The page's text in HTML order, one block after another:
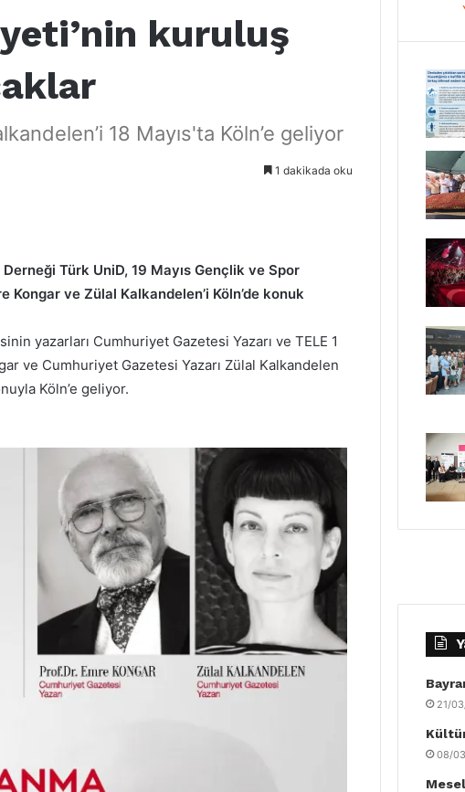
kuruluş
18 Mayıs'ta Köln’e geliyor
1 dakikada oku
Türk UniD, 19 Mayıs Gençlik ve Spor
Kongar ve Zülal Kalkandelen’i Köln’de konuk
yazarları Cumhuriyet Gazetesi Yazarı ve TELE 1
ve Cumhuriyet Gazetesi Yazarı Zülal Kalkandelen
Köln’e geliyor.
21/
08/